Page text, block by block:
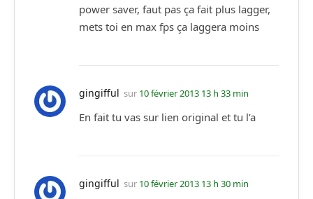
power saver, faut pas ça fait plus lagger,
mets toi en max fps ça laggera moins
gingifful sur 10 février 2013 13 h 33 min
En fait tu vas sur lien original et tu l’a
gingifful sur 10 février 2013 13 h 30 min